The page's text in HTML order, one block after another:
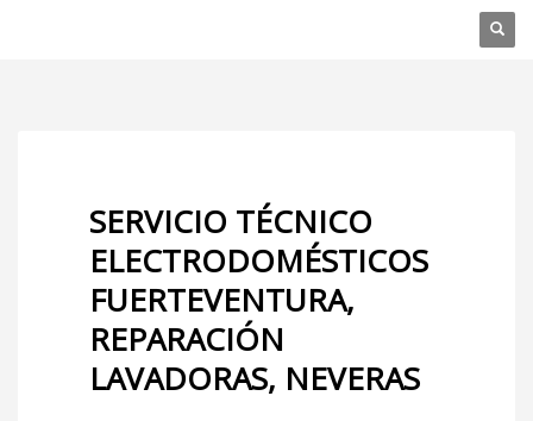
SERVICIO TÉCNICO
ELECTRODOMÉSTICOS
FUERTEVENTURA,
REPARACIÓN
LAVADORAS, NEVERAS